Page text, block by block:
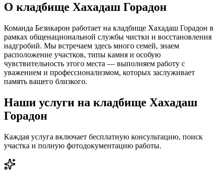
О кладбище Хахадаш Горадон
Команда Безикарон работает на кладбище Хахадаш Горадон в
рамках общенациональной службы чистки и восстановления
надгробий. Мы встречаем здесь много семей, знаем
расположение участков, типы камня и особую
чувствительность этого места — выполняем работу с
уважением и профессионализмом, которых заслуживает
память вашего близкого.
Наши услуги на кладбище Хахадаш
Горадон
Каждая услуга включает бесплатную консультацию, поиск
участка и полную фотодокументацию работы.